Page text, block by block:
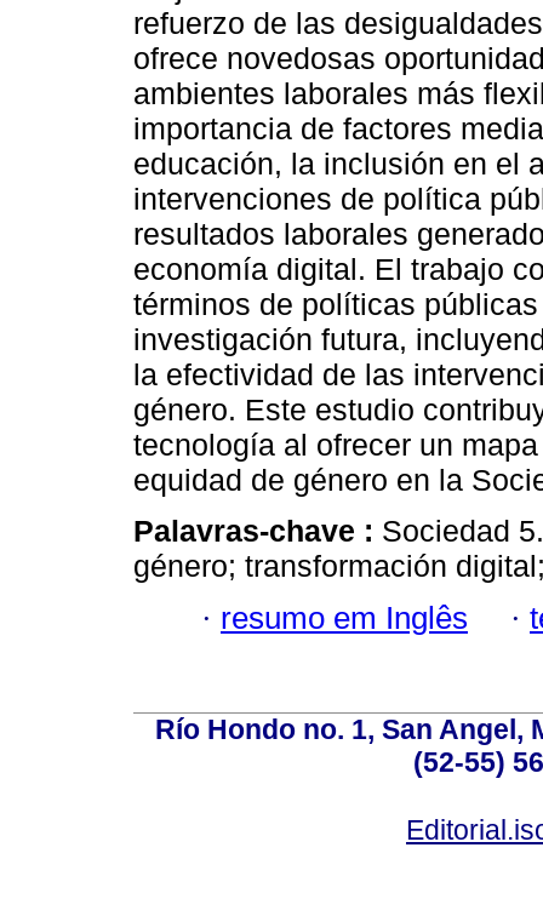
refuerzo de las
ofrece novedosas
ambientes laborales más
importancia de factores
educación, la inclusión en el
intervenciones de política
resultados laborales
economía digital. El trabajo
términos de políticas
investigación futura,
la efectividad de las
género. Este estudio
tecnología al ofrecer un
equidad de género en la
Palavras-chave : Sociedad
género; transformación
· resumo em Inglês ·
Río Hondo no. 1, San Angel,
(52-55)